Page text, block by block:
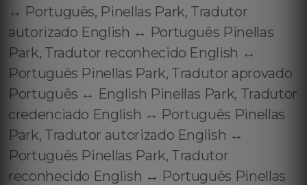
↔️ Português, Pinellas Park, Tradutor
autorizado English ↔️ Português Pinellas
Park, Tradutor reconhecido English ↔️
Português Pinellas Park, Tradutor aprovado
Português ↔️ English Pinellas Park, Tradutor
credenciado English ↔️ Português Pinellas
Park, Tradutor autorizado English ↔️
Português Pinellas Park, Tradutor
reconhecido English ↔️ Português Pinellas